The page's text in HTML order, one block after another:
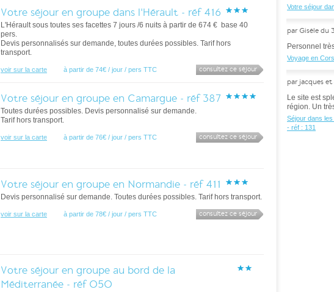
Votre séjour en groupe dans l'Hérault - réf 416
L'Hérault sous toutes ses facettes 7 jours /6 nuits à partir de 674 € base 40
pers.
Devis personnalisés sur demande, toutes durées possibles. Tarif hors
transport.
voir sur la carte à partir de 74€ / jour / pers TTC consultez ce séjour
Votre séjour en groupe en Camargue - réf 387
Toutes durées possibles. Devis personnalisé sur demande.
Tarif hors transport.
voir sur la carte à partir de 76€ / jour / pers TTC consultez ce séjour
Votre séjour en groupe en Normandie - réf 411
Devis personnalisé sur demande. Toutes durées possibles. Tarif hors transport.
voir sur la carte à partir de 78€ / jour / pers TTC consultez ce séjour
Votre séjour en groupe au bord de la
Méditerranée - réf 050
Votre séjour
par Gisèle du
Personnel
Voyage en
par jacques
Le site est
région. Un
Séjour dans
- réf : 131